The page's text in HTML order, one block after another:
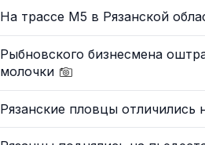
На трассе М5 в Рязанской
Рыбновского бизнесмена
молочки
Рязанские пловцы отличились